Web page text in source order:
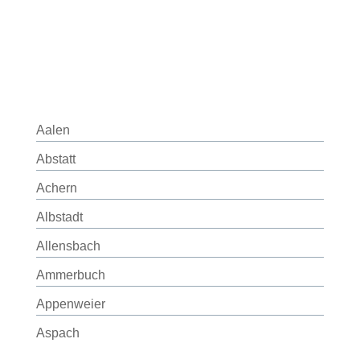
Aalen
Abstatt
Achern
Albstadt
Allensbach
Ammerbuch
Appenweier
Aspach